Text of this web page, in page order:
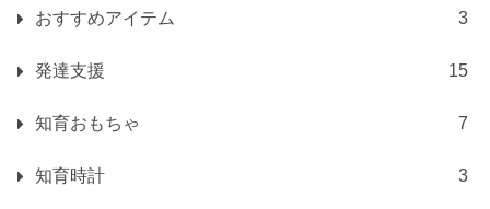
おすすめアイテム 3
発達支援 15
知育おもちゃ 7
知育時計 3